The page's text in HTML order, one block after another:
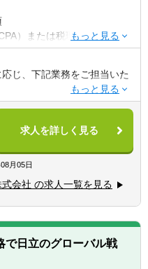
成果には、ポストと報酬で
ます。
スの守りの管理職」ではな
日本一」になるために会社
速させる「攻めの経理」を
、売上高1兆円、時価総額1
らなる高みへと猛進を続け
スグループ。前例のないスピ
界日本一」の高みを目指す
プの成長と多角化に伴い、
）または税理士（財務諸
も可）
業会社向けの監査経験を有
ご経験をお持ちの方
査
ー
じ、下記業務をご担当いた
・単体）、開示資料作成
る企業結合会計・PPA・の
トの推進
成長を目指す同社は、企業買
極的に行っており、今後の
のある積極的な経理スタッ
ます。
求人を詳しく見る
月05日
会社 の求人一覧を見る
で日立のグローバル戦